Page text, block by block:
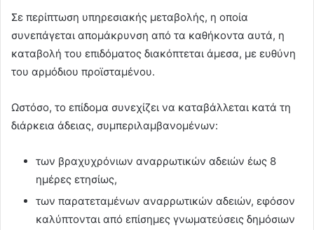
Σε περίπτωση υπηρεσιακής μεταβολής, η οποία
συνεπάγεται απομάκρυνση από τα καθήκοντα αυτά, η
καταβολή του επιδόματος διακόπτεται άμεσα, με ευθύνη
του αρμόδιου προϊσταμένου.
Ωστόσο, το επίδομα συνεχίζει να καταβάλλεται κατά τη
διάρκεια άδειας, συμπεριλαμβανομένων:
των βραχυχρόνιων αναρρωτικών αδειών έως 8
ημέρες ετησίως,
των παρατεταμένων αναρρωτικών αδειών, εφόσον
καλύπτονται από επίσημες γνωματεύσεις δημόσιων